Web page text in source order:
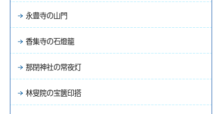
永豊寺の山門
香集寺の石燈籠
那閉神社の常夜灯
林叟院の宝篋印搭